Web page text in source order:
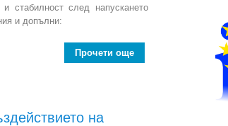
и стабилност след напускането
и допълни:
Прочети още about ЕС и Япония
на